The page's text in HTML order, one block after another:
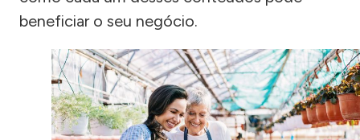
beneficiar o seu negócio.